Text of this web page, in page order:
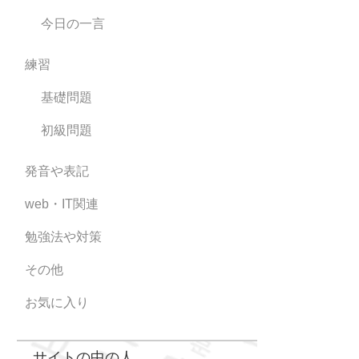
今日の一言
練習
基礎問題
初級問題
発音や表記
web・IT関連
勉強法や対策
その他
お気に入り